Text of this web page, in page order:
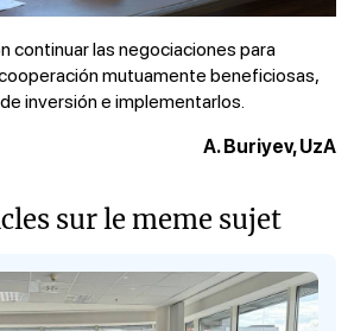
continuar las negociaciones para
mutuamente beneficiosas,
inversión e implementarlos.
A. Buriyev, UzA
sur le meme sujet